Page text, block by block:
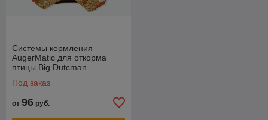
Системы кормления
AugerMatic для откорма
птицы Big Dutcman
Под заказ
от 96 руб.